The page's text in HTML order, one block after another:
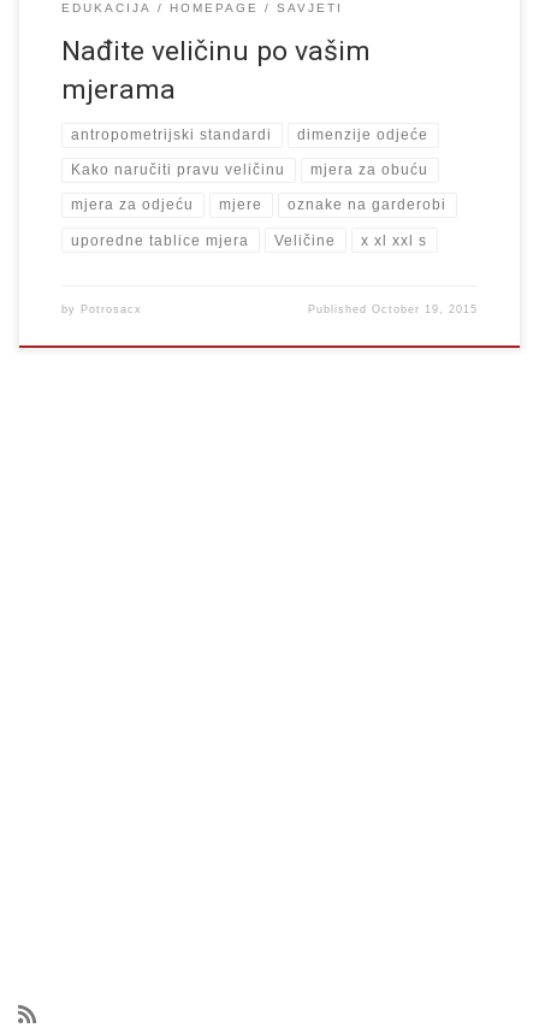
EDUKACIJA HOMEPAGE SAVJETI
Nađite veličinu po vašim
mjerama
antropometrijski standardi dimenzije odjeće
Kako naručiti pravu veličinu mjera za obuću
mjera za odjeću mjere oznake na garderobi
uporedne tablice mjera Veličine x xl xxl s
by Potrosacx PublishedOctober 19, 2015